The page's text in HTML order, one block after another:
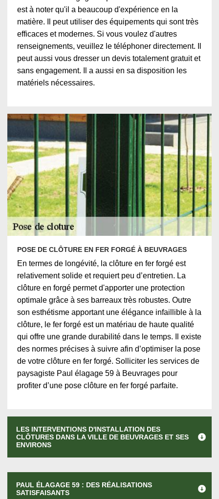
est à noter qu'il a beaucoup d'expérience en la
matière. Il peut utiliser des équipements qui sont très
efficaces et modernes. Si vous voulez d'autres
renseignements, veuillez le téléphoner directement. Il
peut aussi vous dresser un devis totalement gratuit et
sans engagement. Il a aussi en sa disposition les
matériels nécessaires.
POSE DE CLÔTURE EN FER FORGÉ À BEUVRAGES
En termes de longévité, la clôture en fer forgé est
relativement solide et requiert peu d’entretien. La
clôture en forgé permet d'apporter une protection
optimale grâce à ses barreaux très robustes. Outre
son esthétisme apportant une élégance infaillible à la
clôture, le fer forgé est un matériau de haute qualité
qui offre une grande durabilité dans le temps. Il existe
des normes précises à suivre afin d’optimiser la pose
de votre clôture en fer forgé. Solliciter les services de
paysagiste Paul élagage 59 à Beuvrages pour
profiter d’une pose clôture en fer forgé parfaite.
LES INTERVENTIONS D'INSTALLATION DES
CLÔTURES DANS LA VILLE DE BEUVRAGES ET SES
ENVIRONS
PAUL ÉLAGAGE 59 : DES RÉALISATIONS
SATISFAISANTS